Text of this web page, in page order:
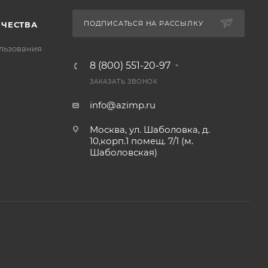
ПОДПИСАТЬСЯ НА РАССЫЛКУ
8 (800) 551-20-97
ЗАКАЗАТЬ ЗВОНОК
info@azimp.ru
Москва, ул. Шаболовка, д.
10,корп.1 помещ. 7/1 (м.
Шаболовская)